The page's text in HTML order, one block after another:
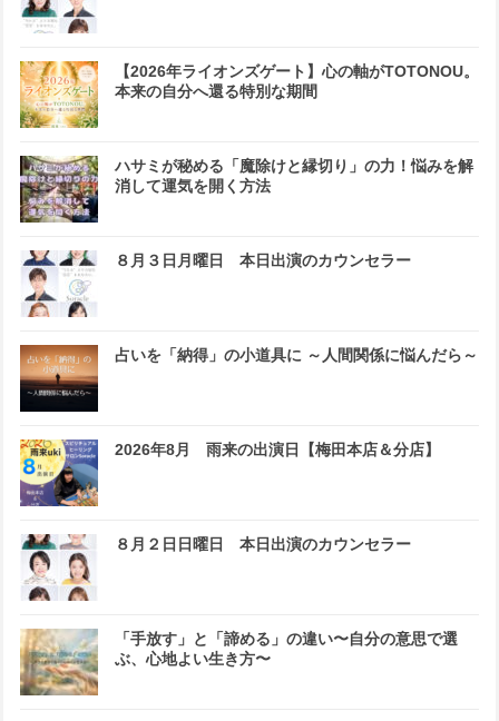
【2026年ライオンズゲート】心の軸がTOTONOU。
本来の自分へ還る特別な期間
ハサミが秘める「魔除けと縁切り」の力！悩みを解
消して運気を開く方法
８月３日月曜日 本日出演のカウンセラー
占いを「納得」の小道具に ～人間関係に悩んだら～
2026年8月 雨来の出演日【梅田本店＆分店】
８月２日日曜日 本日出演のカウンセラー
「手放す」と「諦める」の違い〜自分の意思で選
ぶ、心地よい生き方〜